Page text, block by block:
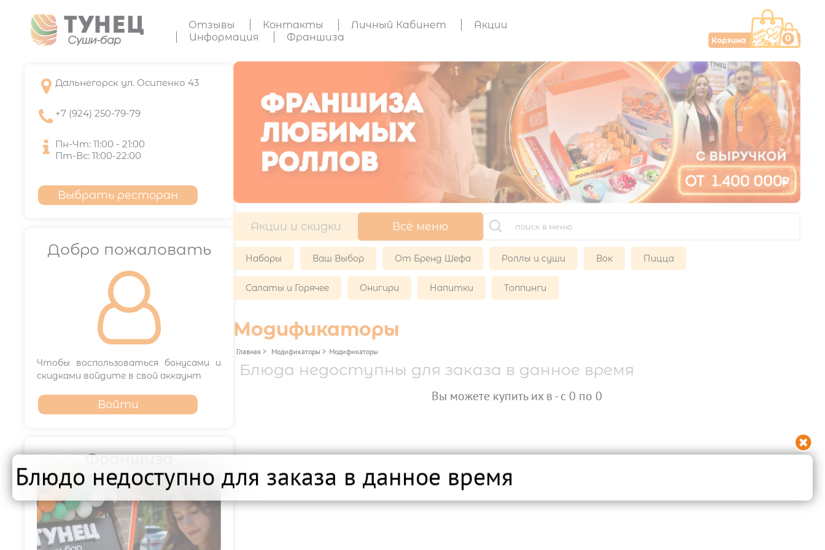
Отзывы Контакты Личный Кабинет
Акции
Информация
Франшиза 0
Корзина
 Дальнегорск ул. Осипенко 43
 +7 (924) 250-79-79
 Пн-Чт: 11:00 - 21:00
Пт-Вс: 11:00-22:00
Выбрать ресторан
Добро пожаловать

Чтобы воспользоваться бонусами и
скидками войдите в свой аккаунт
Войти
Франшиза
Акции и скидки Всё меню
Наборы Ваш Выбор От Бренд Шефа Роллы и суши Вок Пицца
Салаты и Горячее Онигири Напитки Топпинги
Модификаторы
Главная > Модификаторы > Модификаторы
Блюда недоступны для заказа в данное время
Вы можете купить их в - с 0 по 0

Блюдо недоступно для заказа в данное время